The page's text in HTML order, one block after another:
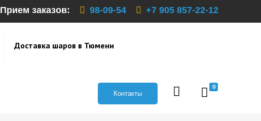
Прием заказов: 98-09-54 +7 905 857-22-12
Доставка шаров в Тюмени
0
Контакты